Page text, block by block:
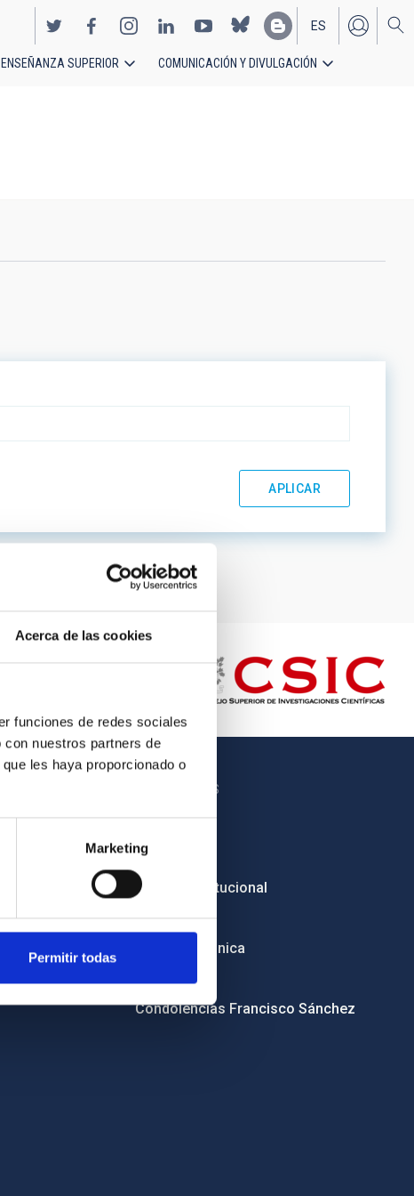
Acerca de las cookies
funciones de redes sociales
nuestros partners de
les haya proporcionado o
Marketing
Permitir todas
EN
ES
ENSEÑANZA SUPERIOR COMUNICACIÓN Y DIVULGACIÓN
OTROS ENLACES
Licitaciones
Imagen institucional
RSS
Sede electrónica
Canal ético
Condolencias Francisco Sánchez